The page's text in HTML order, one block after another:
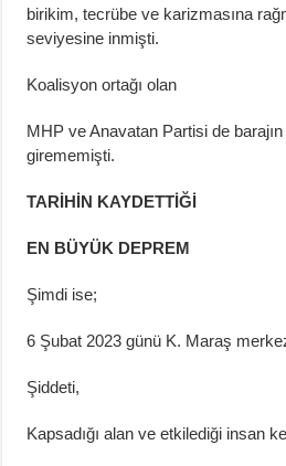
birikim, tecrübe ve karizmasına
seviyesine inmişti.
Koalisyon ortağı olan
MHP ve Anavatan Partisi de
girememişti.
TARİHİN KAYDETTİĞİ
EN BÜYÜK DEPREM
Şimdi ise;
6 Şubat 2023 günü K. Maraş
Şiddeti,
Kapsadığı alan ve etkilediği insan